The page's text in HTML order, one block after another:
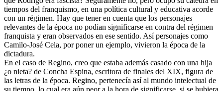
tiempos del franquismo, en una política cultural y educativa acorde
con un régimen. Hay que tener en cuenta que los personajes
relevantes de la época no podían significarse en contra del régimen
franquista y eran observados en ese sentido. Así personajes como
Camilo-José Cela, por poner un ejemplo, vivieron la época de la
dictadura.
En el caso de Regino, creo que estaba además casado con una hija
¿o nieta? de Concha Espina, escritora de finales del XIX, figura de
las letras de la época. Regino, pertenecía así al mundo intelectual de
su tiempo, lo cual era aún peor a la hora de significarse, si se hubiera